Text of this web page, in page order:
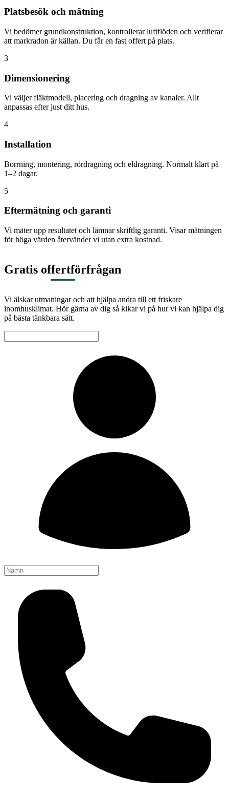
Platsbesök och mätning
Vi bedömer grundkonstruktion, kontrollerar luftflöden och verifierar
att markradon är källan. Du får en fast offert på plats.
3
Dimensionering
Vi väljer fläktmodell, placering och dragning av kanaler. Allt
anpassas efter just ditt hus.
4
Installation
Borrning, montering, rördragning och eldragning. Normalt klart på
1–2 dagar.
5
Eftermätning och garanti
Vi mäter upp resultatet och lämnar skriftlig garanti. Visar mätningen
för höga värden återvänder vi utan extra kostnad.
Gratis offertförfrågan
Vi älskar utmaningar och att hjälpa andra till ett friskare
inomhusklimat. Hör gärna av dig så kikar vi på hur vi kan hjälpa dig
på bästa tänkbara sätt.